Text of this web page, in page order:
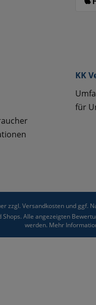
KK
für
zzgl. Versandkostenund ggf.
Alle angezeigten
werden. Mehr